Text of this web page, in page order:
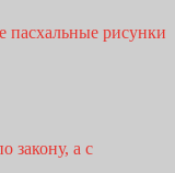
пасхальные рисунки
закону, а с